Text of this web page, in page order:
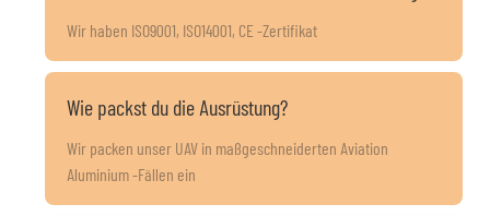
Wir haben ISO9001, ISO14001, CE -Zertifikat
Wie packst du die Ausrüstung?
Wir packen unser UAV in maßgeschneiderten Aviation
Aluminium -Fällen ein